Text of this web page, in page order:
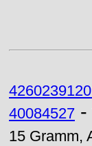
40084527 -
15 Gramm,